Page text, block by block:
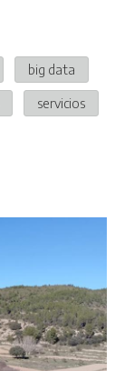
big data
servicios